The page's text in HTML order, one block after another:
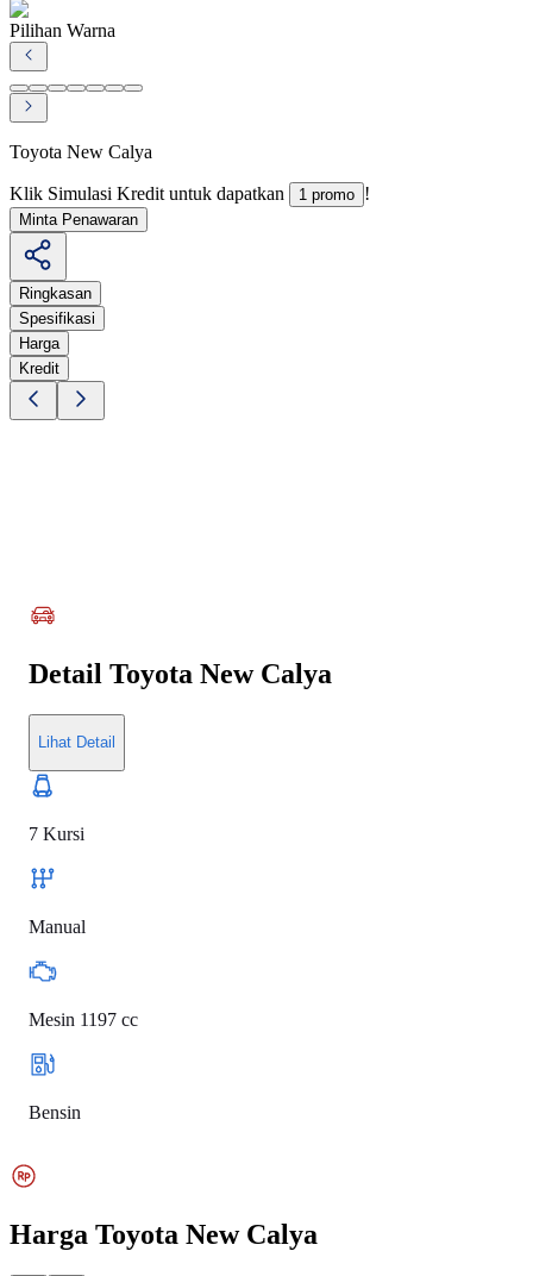
Pilihan Warna
Toyota New Calya
Klik Simulasi Kredit untuk dapatkan 1 promo !
Minta Penawaran
Ringkasan
Spesifikasi
Harga
Kredit
Detail Toyota New Calya
Lihat Detail
7 Kursi
Manual
Mesin 1197 cc
Bensin
Harga Toyota New Calya